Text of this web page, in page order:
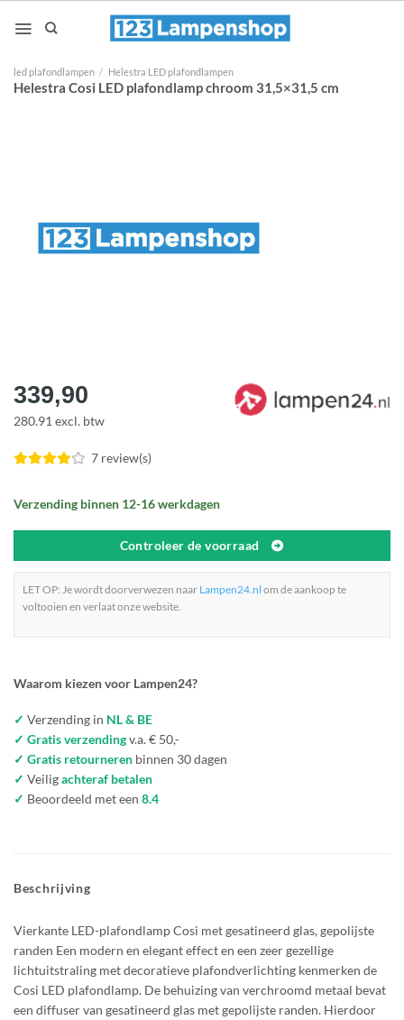
naar
led plafondlampen / Helestra LED plafondlampen
Helestra Cosi LED plafondlamp chroom 31,5×31,5 cm
339,90
280.91 excl. btw
7 review(s)
Verzending binnen 12-16 werkdagen
Controleer de voorraad
LET OP: Je wordt doorverwezen naar Lampen24.nl om de aankoop te
voltooien en verlaat onze website.
Waarom kiezen voor Lampen24?
✓ Verzending in NL & BE
✓ Gratis verzendingv.a. € 50,-
✓ Gratis retourneren binnen 30 dagen
✓ Veiligachteraf betalen
✓ Beoordeeld met een 8.4
Beschrijving
Vierkante LED-plafondlamp Cosi met gesatineerd glas, gepolijste
randen Een modern en elegant effect en een zeer gezellige
lichtuitstraling met decoratieve plafondverlichting kenmerken de
Cosi LED plafondlamp. De behuizing van verchroomd metaal bevat
een diffuser van gesatineerd glas met gepolijste randen. Hierdoor